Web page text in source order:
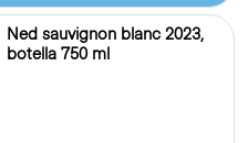
Ned sauvignon blanc 2023,
botella 750 ml